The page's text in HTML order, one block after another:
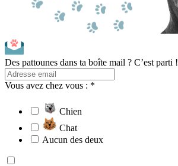
Des pattounes dans ta boîte mail ? C’est parti !
Vous avez chez vous : *
Chien
Chat
Aucun des deux